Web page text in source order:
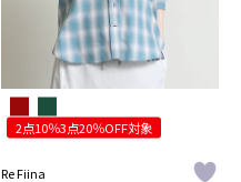
2点10％3点20％OFF対象
Re Fiina